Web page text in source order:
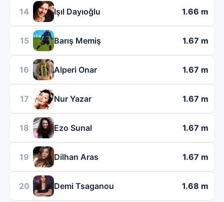
14 Işıl Dayıoğlu 1.66 m
15 Barış Memiş 1.67 m
16 Alperi Onar 1.67 m
17 Nur Yazar 1.67 m
18 Ezo Sunal 1.67 m
19 Dilhan Aras 1.67 m
20 Demi Tsaganou 1.68 m